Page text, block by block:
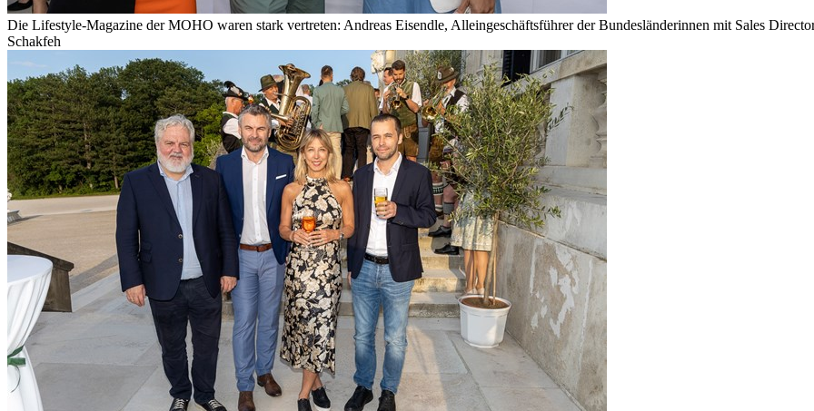
Die Lifestyle-Magazine der MOHO waren stark vertreten: Andreas Eisendle, Alleingeschäftsführer der Bundesländerinnen mit Sales
Schakfeh